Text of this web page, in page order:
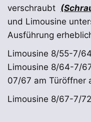
verschraubt
und Limousine
Ausführung
Limousine 8/55-7/64
Limousine 8/64-7/
07/67 am Türöffner
Limousine 8/67-7/